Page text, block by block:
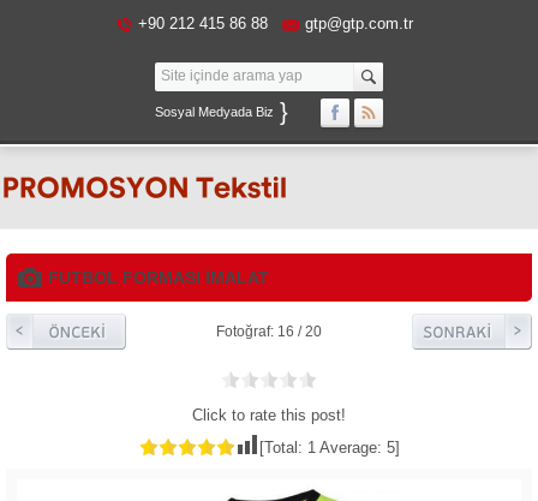
+90 212 415 86 88 gtp@gtp.com.tr
Sosyal Medyada Biz }
FUTBOL FORMASI İMALAT
Fotoğraf: 16 / 20
Click to rate this post!
[Total: 1Average: 5]